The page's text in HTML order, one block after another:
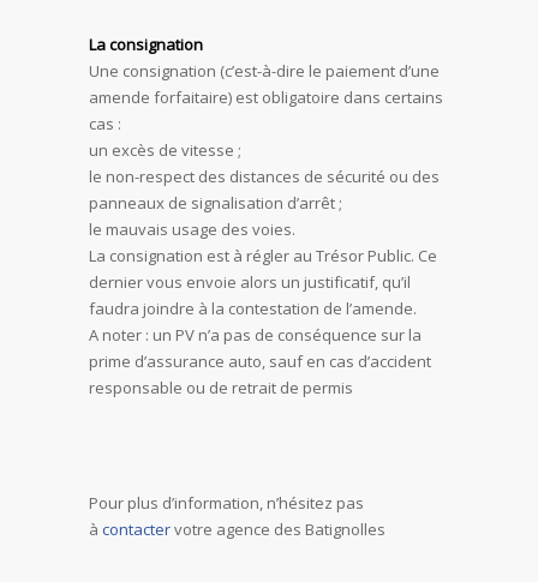
La consignation
Une consignation (c’est-à-dire le paiement d’une
amende forfaitaire) est obligatoire dans certains
cas :
un excès de vitesse ;
le non-respect des distances de sécurité ou des
panneaux de signalisation d’arrêt ;
le mauvais usage des voies.
La consignation est à régler au Trésor Public. Ce
dernier vous envoie alors un justificatif, qu’il
faudra joindre à la contestation de l’amende.
A noter : un PV n’a pas de conséquence sur la
prime d’assurance auto, sauf en cas d’accident
responsable ou de retrait de permis
Pour plus d’information, n’hésitez pas
à contactervotre agence des Batignolles